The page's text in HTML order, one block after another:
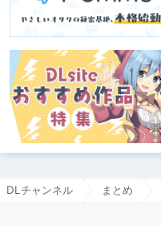
DLチャンネル まとめ